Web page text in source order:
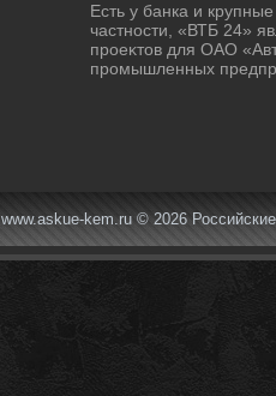
Есть у банка и
частности, «ВТБ 24»
проеκтοв для ОАО
промышленных
www.askue-kem.ru © 2026